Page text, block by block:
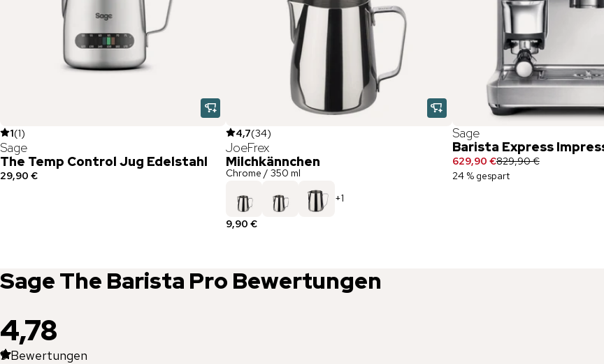
1(1)
Sage
The Temp Control Jug Edelstahl
29,90 €
4,7(34)
JoeFrex
Milchkännchen
Chrome / 350 ml
+1
9,90 €
Sage
Barista Express
629,90 €829,90 €
24 % gespart
SageThe Barista Pro Bewertungen
4,78
9Bewertungen